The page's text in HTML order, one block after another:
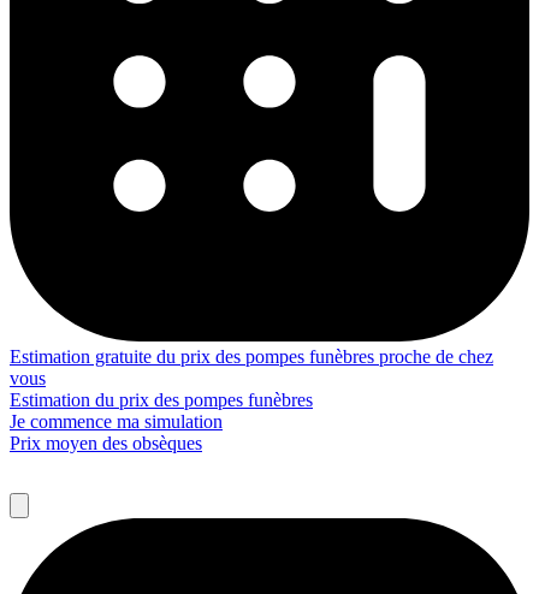
Estimation gratuite du prix des pompes funèbres proche de chez
vous
Estimation du prix des pompes funèbres
Je commence ma simulation
Prix moyen des obsèques